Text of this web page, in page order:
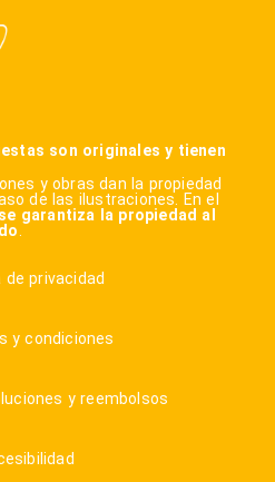
son originales y tienen
y obras dan la propiedad
de las ilustraciones. En el
garantiza la propiedad al
.
de privacidad
y condiciones
y reembolsos